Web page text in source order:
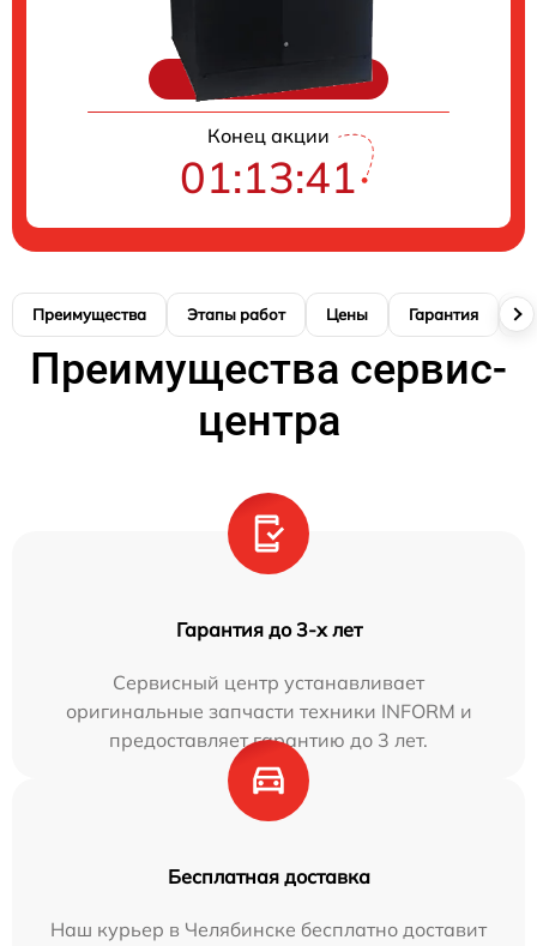
Конец акции
01:13:40
Преимущества Этапы работ Цены Гарантия
Преимущества сервис-
центра
Гарантия до 3-х лет
Сервисный центр устанавливает
оригинальные запчасти техники INFORM и
предоставляет гарантию до 3 лет.
Бесплатная доставка
Наш курьер в Челябинске бесплатно доставит